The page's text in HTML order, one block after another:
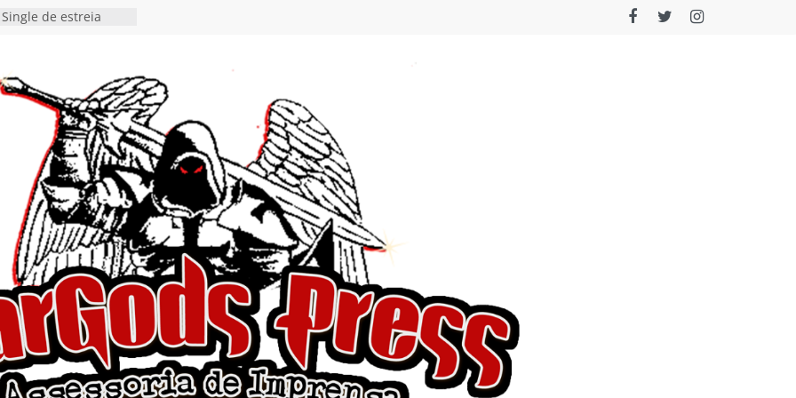
“Dead Flies
nas plataformas em
chega ao Spotify e
EP para o próximo
vídeo de guitar & bass
“Eclipse”, segundo
“Dreaming”
a
e a artificialidade
single e videoclipe de
gaúcha de Heavy
debut “Hellforge”